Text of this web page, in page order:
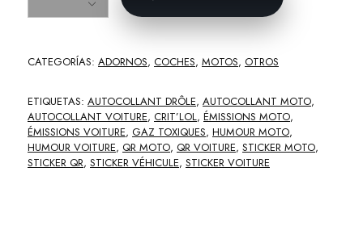
CATEGORÍAS: ADORNOS, COCHES, MOTOS, OTROS
ETIQUETAS: AUTOCOLLANT DRÔLE, AUTOCOLLANT MOTO,
AUTOCOLLANT VOITURE, CRIT’LOL, ÉMISSIONS MOTO,
ÉMISSIONS VOITURE, GAZ TOXIQUES, HUMOUR MOTO,
HUMOUR VOITURE, QR MOTO, QR VOITURE, STICKER MOTO,
STICKER QR, STICKER VÉHICULE, STICKER VOITURE